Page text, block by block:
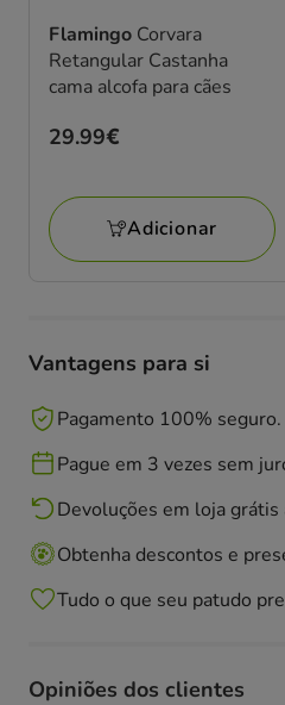
Flamingo Corvara
Retangular Castanha
cama alcofa para cães
Preço
29.99€
Adicionar
Vantagens para si
Pagamento 100% seguro.
Pague em 3 vezes sem
Devoluções em loja grátis
Obtenha descontos e
Tudo o que seu patudo
Opiniões dos clientes